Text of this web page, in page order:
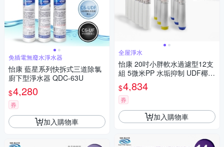
免插電無廢水淨水器
怡康 藍星系列快拆式三道除氯
廚下型淨水器 QDC-63U
$4,280
券
加入購物車
全屋淨水
怡康 20吋小胖軟水過濾型12支
組 5微米PP 水垢抑制 UDF椰殼
活性碳 全屋淨水
$4,834
券
加入購物車